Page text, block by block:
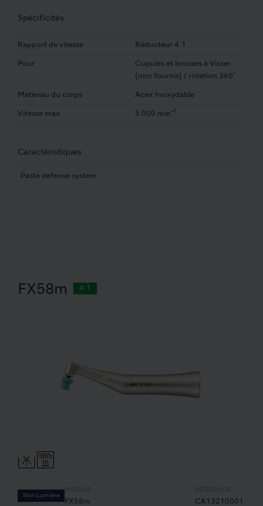
Spécificités
Rapport de vitesse Réducteur 4:1
Pour
Cupules et brosses à Visser
(non fournis) / rotation 360ﾟ
Matériau du corps Acier Inoxydable
Vitesse max 5 000 min -1
Caractéristiques
Paste defense system
FX58m 4:1
Non Lumière
FX58m CA13210001